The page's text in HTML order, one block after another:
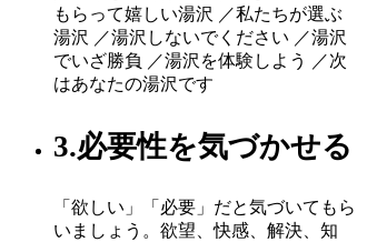
もらって嬉しい湯沢 ／私たちが選ぶ
湯沢 ／湯沢しないでください ／湯沢
でいざ勝負 ／湯沢を体験しよう ／次
はあなたの湯沢です
3.必要性を気づかせる
「欲しい」「必要」だと気づいてもら
いましょう。欲望、快感、解決、知